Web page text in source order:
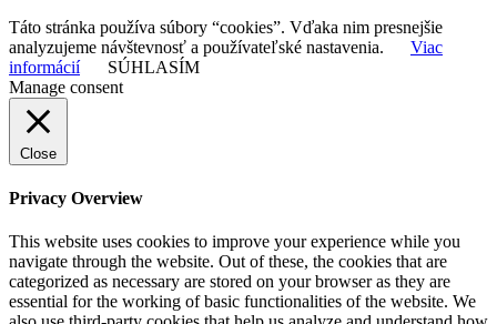
Táto stránka používa súbory “cookies”. Vďaka nim presnejšie
analyzujeme návštevnosť a používateľské nastavenia.
Viac
informácií
SÚHLASÍM
Manage consent
Close
Privacy Overview
This website uses cookies to improve your experience while you
navigate through the website. Out of these, the cookies that are
categorized as necessary are stored on your browser as they are
essential for the working of basic functionalities of the website. We